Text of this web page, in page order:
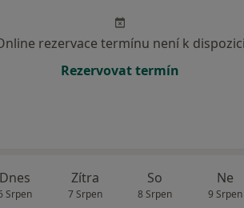
rezervace termínu není k dispozici
Rezervovat termín
Dnes
Srpen
Zítra
7 Srpen
So
8 Srpen
Ne
9 Srpen